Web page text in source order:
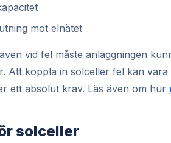
mot elnätet
vid fel måste anläggningen
Att koppla in solceller fel kan
ett absolut krav. Läs även om hur
solceller